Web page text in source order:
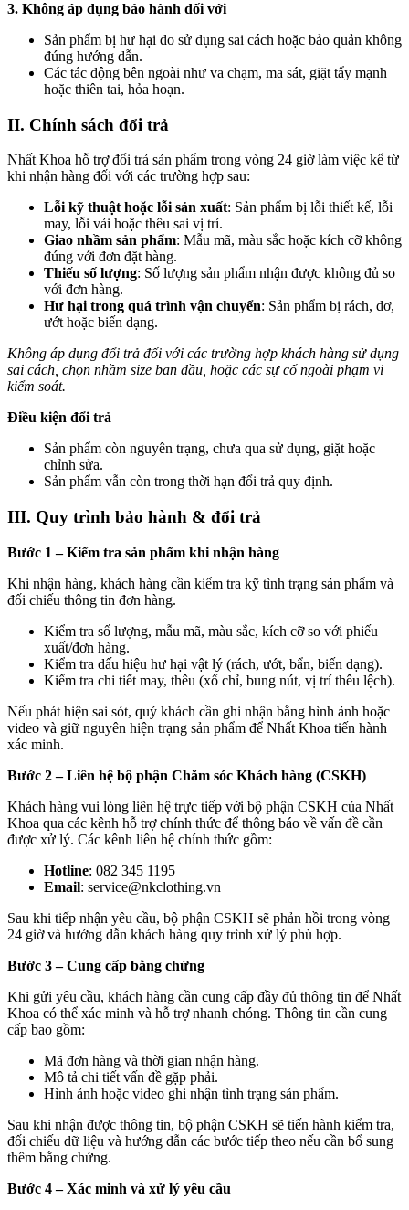
3. Không áp dụng bảo hành đối với
Sản phẩm bị hư hại do sử dụng sai cách hoặc bảo quản không
đúng hướng dẫn.
Các tác động bên ngoài như va chạm, ma sát, giặt tẩy mạnh
hoặc thiên tai, hỏa hoạn.
II. Chính sách đổi trả
Nhất Khoa hỗ trợ đổi trả sản phẩm trong vòng 24 giờ làm việc kể từ
khi nhận hàng đối với các trường hợp sau:
Lỗi kỹ thuật hoặc lỗi sản xuất: Sản phẩm bị lỗi thiết kế, lỗi
may, lỗi vải hoặc thêu sai vị trí.
Giao nhầm sản phẩm: Mẫu mã, màu sắc hoặc kích cỡ không
đúng với đơn đặt hàng.
Thiếu số lượng: Số lượng sản phẩm nhận được không đủ so
với đơn hàng.
Hư hại trong quá trình vận chuyển: Sản phẩm bị rách, dơ,
ướt hoặc biến dạng.
Không áp dụng đổi trả đối với các trường hợp khách hàng sử dụng
sai cách, chọn nhầm size ban đầu, hoặc các sự cố ngoài phạm vi
kiểm soát.
Điều kiện đổi trả
Sản phẩm còn nguyên trạng, chưa qua sử dụng, giặt hoặc
chỉnh sửa.
Sản phẩm vẫn còn trong thời hạn đổi trả quy định.
III. Quy trình bảo hành & đổi trả
Bước 1 – Kiểm tra sản phẩm khi nhận hàng
Khi nhận hàng, khách hàng cần kiểm tra kỹ tình trạng sản phẩm và
đối chiếu thông tin đơn hàng.
Kiểm tra số lượng, mẫu mã, màu sắc, kích cỡ so với phiếu
xuất/đơn hàng.
Kiểm tra dấu hiệu hư hại vật lý (rách, ướt, bẩn, biến dạng).
Kiểm tra chi tiết may, thêu (xổ chỉ, bung nút, vị trí thêu lệch).
Nếu phát hiện sai sót, quý khách cần ghi nhận bằng hình ảnh hoặc
video và giữ nguyên hiện trạng sản phẩm để Nhất Khoa tiến hành
xác minh.
Bước 2 – Liên hệ bộ phận Chăm sóc Khách hàng (CSKH)
Khách hàng vui lòng liên hệ trực tiếp với bộ phận CSKH của Nhất
Khoa qua các kênh hỗ trợ chính thức để thông báo về vấn đề cần
được xử lý. Các kênh liên hệ chính thức gồm:
Hotline: 082 345 1195
Email: service@nkclothing.vn
Sau khi tiếp nhận yêu cầu, bộ phận CSKH sẽ phản hồi trong vòng
24 giờ và hướng dẫn khách hàng quy trình xử lý phù hợp.
Bước 3 – Cung cấp bằng chứng
Khi gửi yêu cầu, khách hàng cần cung cấp đầy đủ thông tin để Nhất
Khoa có thể xác minh và hỗ trợ nhanh chóng. Thông tin cần cung
cấp bao gồm:
Mã đơn hàng và thời gian nhận hàng.
Mô tả chi tiết vấn đề gặp phải.
Hình ảnh hoặc video ghi nhận tình trạng sản phẩm.
Sau khi nhận được thông tin, bộ phận CSKH sẽ tiến hành kiểm tra,
đối chiếu dữ liệu và hướng dẫn các bước tiếp theo nếu cần bổ sung
thêm bằng chứng.
Bước 4 – Xác minh và xử lý yêu cầu